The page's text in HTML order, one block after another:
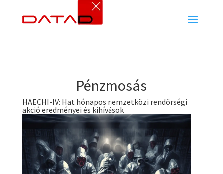
Pénzmosás
HAECHI-IV: Hat hónapos nemzetközi rendőrségi
akció eredményei és kihívások